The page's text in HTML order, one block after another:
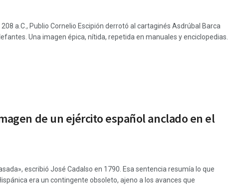
a.C., Publio Cornelio Escipión derrotó al cartaginés Asdrúbal Barca
Una imagen épica, nítida, repetida en manuales y enciclopedias.
de un ejército español anclado en el
escribió José Cadalso en 1790. Esa sentencia resumía lo que
era un contingente obsoleto, ajeno a los avances que